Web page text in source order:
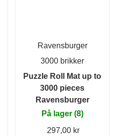
Ravensburger
3000 brikker
Puzzle Roll Mat up to
3000 pieces
Ravensburger
På lager (8)
297,00 kr